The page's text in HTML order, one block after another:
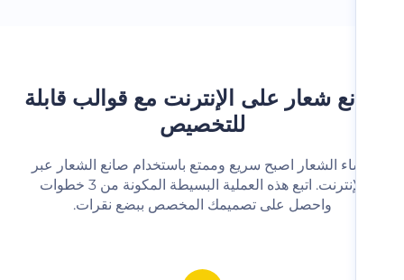
شعار على الإنترنت مع قوالب قابلة
للتخصيص
الشعار اصبح سريع وممتع باستخدام صانع الشعار عبر
الإنترنت. اتبع هذه العملية البسيطة المكونة من 3 خطوات
واحصل على تصميمك المخصص ببضع نقرات.‬